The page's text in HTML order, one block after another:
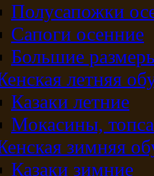
Полусапожки
Сапоги осенние
Большие
летняя
Казаки летние
Мокасины,
зимняя
Казаки зимние